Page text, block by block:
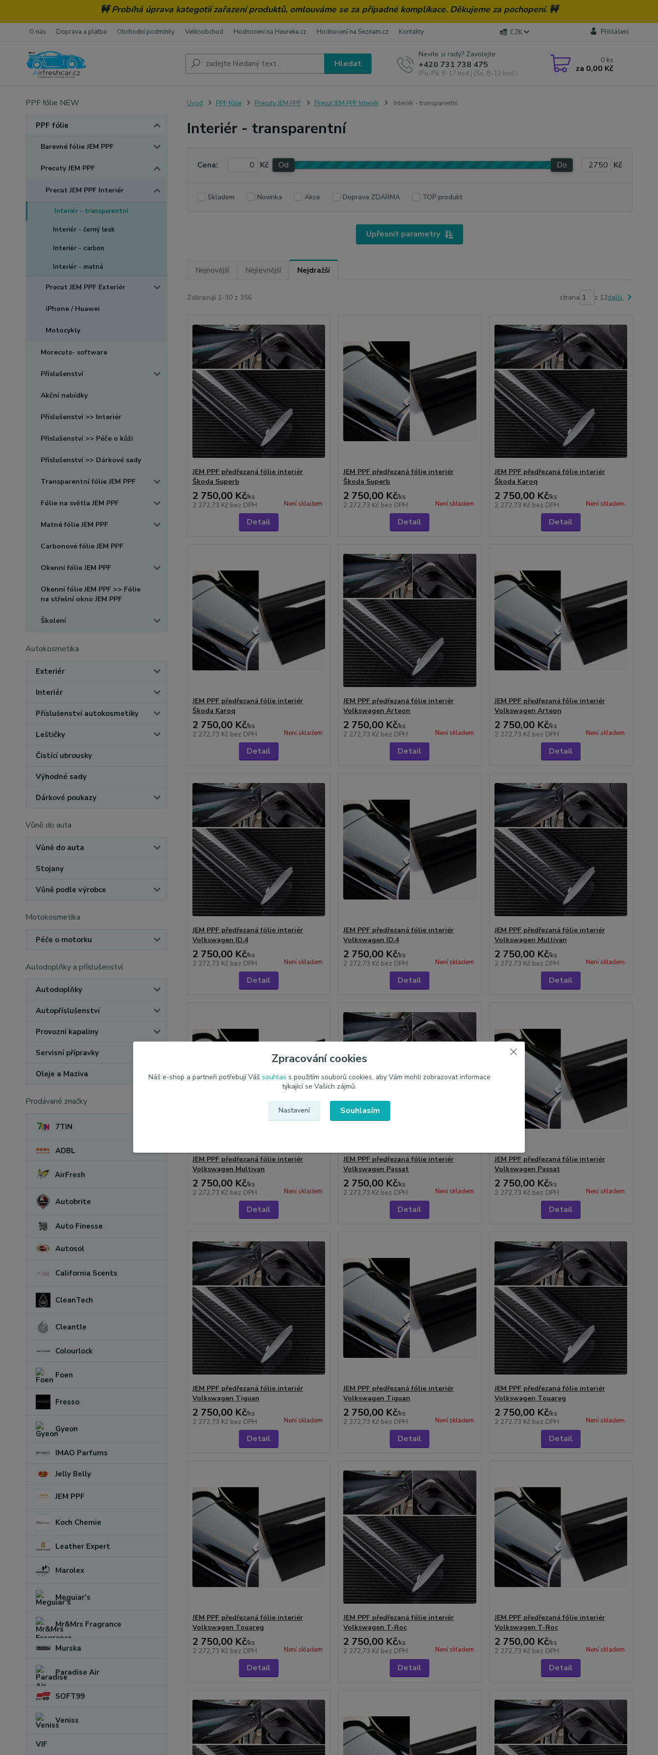
🚧 Probíhá úprava kategotií zařazení produktů, omlouváme se za případné komplikace. Děkujeme za pochopení. 🚧
O nás Doprava a platba Obchodní podmínky Velkoobchod Hodnocení na Heureka.cz Hodnocení na Seznam.cz Kontakty CZK Přihlášení
Hledat
Nevíte si rady? Zavolejte.
+420 731 738 475
(Po-Pá, 8-17 hod.) (So, 8-12 hod.)
0 ks
za 0,00 Kč
PPF fólie NEW
PPF fólie
Barevné fólie JEM PPF
Precuty JEM PPF
Precut JEM PPF Interiér
Interiér - transparentní
Interiér - černý lesk
Interiér - carbon
Interiér - matná
Precut JEM PPF Exteriér
iPhone / Huawei
Motocykly
Morecuts- software
Příslušenství
Akční nabídky
Příslušenství >> Interiér
Příslušenství >> Péče o kůži
Příslušenství >> Dárkové sady
Transparentní fólie JEM PPF
Fólie na světla JEM PPF
Matné fólie JEM PPF
Carbonové fólie JEM PPF
Okenní fólie JEM PPF
Okenní fólie JEM PPF >> Fólie
na střešní okno JEM PPF
Školení
Autokosmetika
Exteriér
Interiér
Příslušenství autokosmetiky
Leštičky
Čistící ubrousky
Výhodné sady
Dárkové poukazy
Vůně do auta
Vůně do auta
Stojany
Vůně podle výrobce
Motokosmetika
Péče o motorku
Autodoplňky a příslušenství
Autodoplňky
Autopříslušenství
Provozní kapaliny
Servisní přípravky
Oleje a Maziva
Prodávané značky
7TIN
ADBL
AirFresh
Autobrite
Auto Finesse
Autosol
California Scents
CleanTech
Cleantle
Colourlock
Foen
Fresso
Gyeon
IMAO Parfums
Jelly Belly
JEM PPF
Koch Chemie
Leather Expert
Marolex
Meguiar's
Mr&Mrs Fragrance
Murska
Paradise Air
SOFT99
Veniss
VIF
Úvod PPF fólie Precuty JEM PPF Precut JEM PPF Interiér Interiér - transparentní
Interiér - transparentní
Upřesnit parametry
Cena: Kč Od Do Kč
Skladem Novinka Akce Doprava ZDARMA TOP produkt
Nejnovější Nejlevnější Nejdražší
Zobrazuji 1-30 z 356 strana z 12další
JEM PPF předřezaná fólie interiér
Škoda Superb
2 750,00 Kč/ks
2 272,73 Kč bez DPH Není skladem
Detail
JEM PPF předřezaná fólie interiér
Škoda Superb
2 750,00 Kč/ks
2 272,73 Kč bez DPH Není skladem
Detail
JEM PPF předřezaná fólie interiér
Škoda Karoq
2 750,00 Kč/ks
2 272,73 Kč bez DPH Není skladem
Detail
JEM PPF předřezaná fólie interiér
Škoda Karoq
2 750,00 Kč/ks
2 272,73 Kč bez DPH Není skladem
Detail
JEM PPF předřezaná fólie interiér
Volkswagen Arteon
2 750,00 Kč/ks
2 272,73 Kč bez DPH Není skladem
Detail
JEM PPF předřezaná fólie interiér
Volkswagen Arteon
2 750,00 Kč/ks
2 272,73 Kč bez DPH Není skladem
Detail
JEM PPF předřezaná fólie interiér
Volkswagen ID.4
2 750,00 Kč/ks
2 272,73 Kč bez DPH Není skladem
Detail
JEM PPF předřezaná fólie interiér
Volkswagen ID.4
2 750,00 Kč/ks
2 272,73 Kč bez DPH Není skladem
Detail
JEM PPF předřezaná fólie interiér
Volkswagen Multivan
2 750,00 Kč/ks
2 272,73 Kč bez DPH Není skladem
Detail
JEM PPF předřezaná fólie interiér
Volkswagen Multivan
2 750,00 Kč/ks
2 272,73 Kč bez DPH Není skladem
Detail
JEM PPF předřezaná fólie interiér
Volkswagen Passat
2 750,00 Kč/ks
2 272,73 Kč bez DPH Není skladem
Detail
JEM PPF předřezaná fólie interiér
Volkswagen Passat
2 750,00 Kč/ks
2 272,73 Kč bez DPH Není skladem
Detail
JEM PPF předřezaná fólie interiér
Volkswagen Tiguan
2 750,00 Kč/ks
2 272,73 Kč bez DPH Není skladem
Detail
JEM PPF předřezaná fólie interiér
Volkswagen Tiguan
2 750,00 Kč/ks
2 272,73 Kč bez DPH Není skladem
Detail
JEM PPF předřezaná fólie interiér
Volkswagen Touareg
2 750,00 Kč/ks
2 272,73 Kč bez DPH Není skladem
Detail
JEM PPF předřezaná fólie interiér
Volkswagen Touareg
2 750,00 Kč/ks
2 272,73 Kč bez DPH Není skladem
Detail
JEM PPF předřezaná fólie interiér
Volkswagen T-Roc
2 750,00 Kč/ks
2 272,73 Kč bez DPH Není skladem
Detail
JEM PPF předřezaná fólie interiér
Volkswagen T-Roc
2 750,00 Kč/ks
2 272,73 Kč bez DPH Není skladem
Detail
Zpracování cookies
Náš e-shop a partneři potřebují Váš souhlas s použitím souborů cookies, aby Vám mohli zobrazovat informace
týkající se Vašich zájmů.
Nastavení Souhlasím